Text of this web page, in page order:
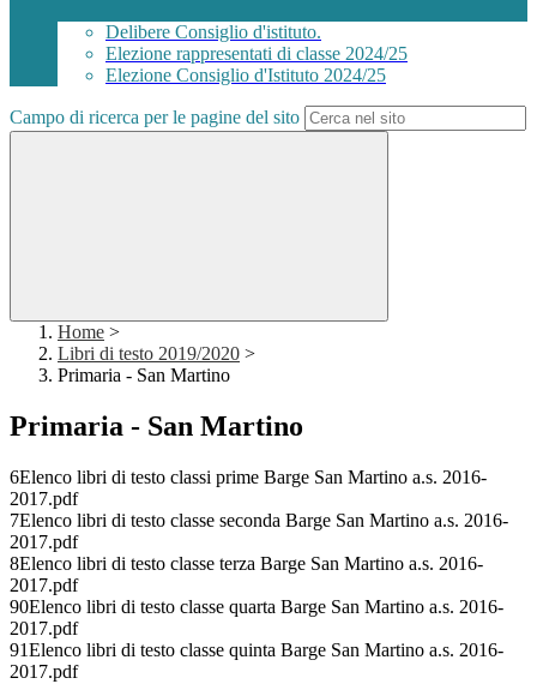
Delibere Consiglio d'istituto.
Elezione rappresentati di classe 2024/25
Elezione Consiglio d'Istituto 2024/25
Campo di ricerca per le pagine del sito
Home >
Libri di testo 2019/2020 >
Primaria - San Martino
Primaria - San Martino
6Elenco libri di testo classi prime Barge San Martino a.s. 2016-
2017.pdf
7Elenco libri di testo classe seconda Barge San Martino a.s. 2016-
2017.pdf
8Elenco libri di testo classe terza Barge San Martino a.s. 2016-
2017.pdf
90Elenco libri di testo classe quarta Barge San Martino a.s. 2016-
2017.pdf
91Elenco libri di testo classe quinta Barge San Martino a.s. 2016-
2017.pdf